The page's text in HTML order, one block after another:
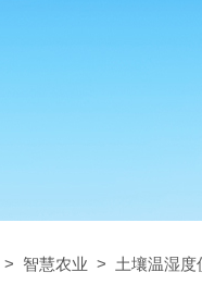
> 智慧农业 > 土壤温湿度